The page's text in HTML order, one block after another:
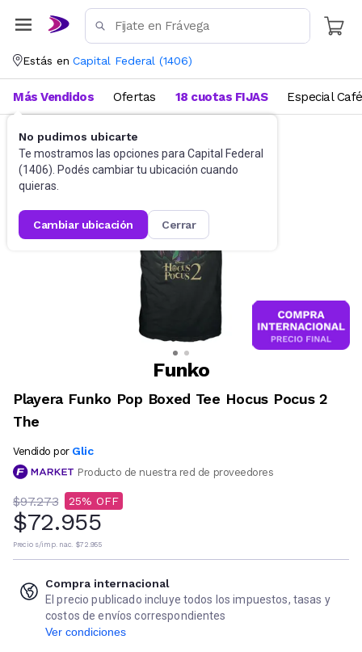
Estás en Capital Federal (1406)
No pudimos ubicarte
Te mostramos las opciones para Capital Federal
(1406). Podés cambiar tu ubicación cuando
quieras.
cambiar ubicación cerrar
Más Vendidos Ofertas 18 cuotas FIJAS Especial Café
Indumentaria Remeras
Funko
Playera Funko Pop Boxed Tee Hocus Pocus 2
The
Vendido por Glic
Producto de nuestra red de proveedores
$97.273 25
$72.955
Precio s/imp. nac. $72.955
Compra internacional
El precio publicado incluye todos los impuestos, tasas y
costos de envíos correspondientes
Ver condiciones